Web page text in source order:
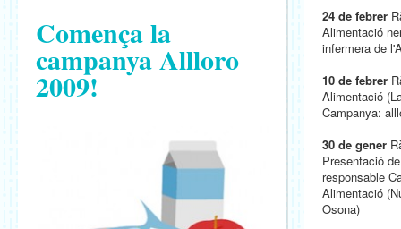
Comença la
campanya Allloro
2009!
24 de febrer
Alimentació
infermera de
10 de febrer
Alimentació
Campanya:
30 de gener
Presentació
responsable
Alimentació
Osona)